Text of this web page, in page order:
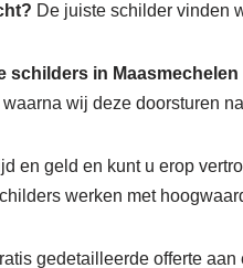
De juiste schilder vinden
schilders in Maasmechelen
wij deze doorsturen
en geld en kunt u erop
werken met
gedetailleerde offerte aan